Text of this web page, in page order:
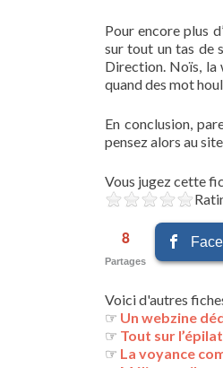
Pour encore plus
sur tout un tas de
Direction. Noïs, la
quand des mot
En conclusion,
pensez alors au
Vous jugez cette
8
Partages
Voici d'autres
☞ Un webzine
☞ Tout sur
☞ La voyance